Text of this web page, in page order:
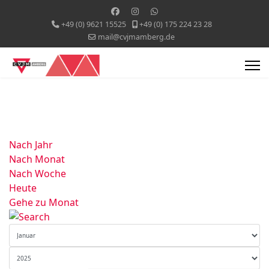
+49 (0) 9621 15525
+49 (0) 175 224 23 28
mail@cvjmamberg.de
Nach Jahr
Nach Monat
Nach Woche
Heute
Gehe zu Monat